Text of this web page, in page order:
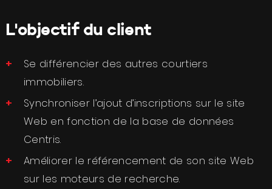
L'objectif du client
Se différencier des autres courtiers
immobiliers.
Synchroniser l’ajout d’inscriptions sur le site
Web en fonction de la base de données
Centris.
Améliorer le référencement de son site Web
sur les moteurs de recherche.